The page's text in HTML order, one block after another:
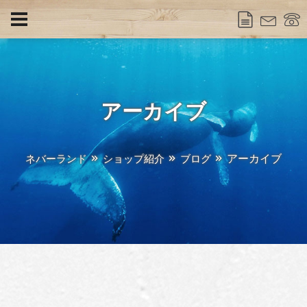
アーカイブ
ネバーランド ショップ紹介 ブログ アーカイブ